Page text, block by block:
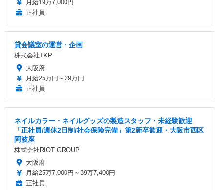
月給19万7,000円
正社員
貸会議室の運営・企画
株式会社TKP
大阪府
月給25万円～29万円
正社員
ネイルカラー・ネイルグッズの製造スタッフ・未経験歓迎
「正社員/週休2日制/社会保険完備」第2新卒歓迎・大阪市西区
阿波座
株式会社RIOT GROUP
大阪府
月給25万7,000円～39万7,400円
正社員